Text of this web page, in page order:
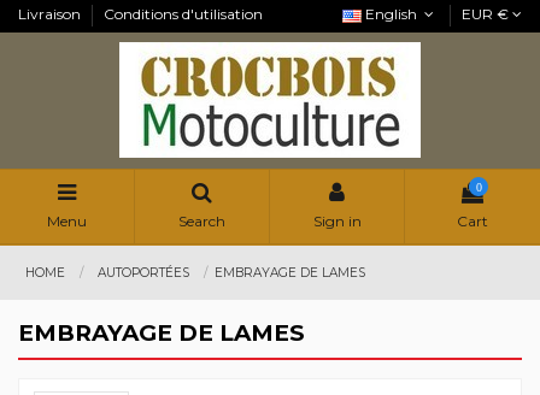
Livraison Conditions d'utilisation English EUR €
Menu Search Sign in
0
Cart
HOME AUTOPORTÉES EMBRAYAGE DE LAMES
EMBRAYAGE DE LAMES